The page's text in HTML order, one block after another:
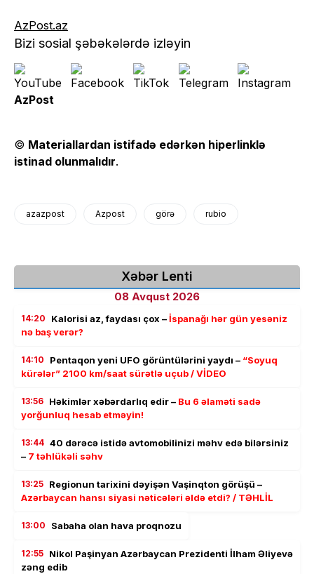
AzPost.az
Bizi sosial şəbəkələrdə izləyin
AzPost
© Materiallardan istifadə edərkən hiperlinklə
istinad olunmalıdır.
azazpost Azpost görə rubio
Xəbər Lenti
08 Avqust 2026
14:20 Kalorisi az, faydası çox –İspanağı hər gün yesəniz
nə baş verər?
14:10 Pentaqon yeni UFO görüntülərini yaydı – “Soyuq
kürələr” 2100 km/saat sürətlə uçub / VİDEO
13:56 Həkimlər xəbərdarlıq edir – Bu 6 əlaməti sadə
yorğunluq hesab etməyin!
13:44 40 dərəcə istidə avtomobilinizi məhv edə bilərsiniz
– 7 təhlükəli səhv
13:25 Regionun tarixini dəyişən Vaşinqton görüşü –
Azərbaycan hansı siyasi nəticələri əldə etdi? / TƏHLİL
13:00 Sabaha olan hava proqnozu
12:55 Nikol Paşinyan Azərbaycan Prezidenti İlham Əliyevə
zəng edib